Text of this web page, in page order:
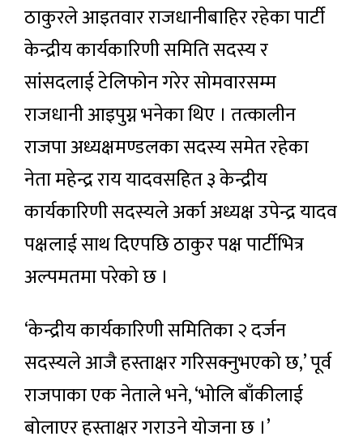
ठाकुरले आइतवार राजधानीबाहिर रहेका पार्टी
केन्द्रीय कार्यकारिणी समिति सदस्य र
सांसदलाई टेलिफोन गरेर सोमवारसम्म
राजधानी आइपुग्न भनेका थिए । तत्कालीन
राजपा अध्यक्षमण्डलका सदस्य समेत रहेका
नेता महेन्द्र राय यादवसहित ३ केन्द्रीय
कार्यकारिणी सदस्यले अर्का अध्यक्ष उपेन्द्र यादव
पक्षलाई साथ दिएपछि ठाकुर पक्ष पार्टीभित्र
अल्पमतमा परेको छ ।
‘केन्द्रीय कार्यकारिणी समितिका २ दर्जन
सदस्यले आजै हस्ताक्षर गरिसक्नुभएको छ,’ पूर्व
राजपाका एक नेताले भने, ‘भोलि बाँकीलाई
बोलाएर हस्ताक्षर गराउने योजना छ ।’